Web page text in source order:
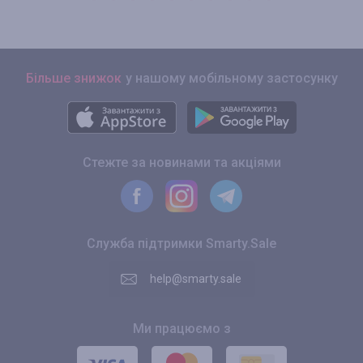
Більше знижок у нашому мобільному застосунку
Стежте за новинами та акціями
Служба підтримки Smarty.Sale
help@smarty.sale
Ми працюємо з